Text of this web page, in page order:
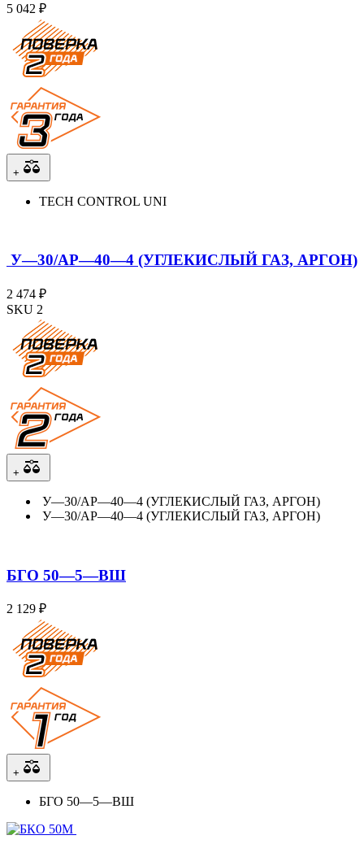
5 042 ₽
+
TECH CONTROL UNI
У—30/АР—40—4 (УГЛЕКИСЛЫЙ ГАЗ, АРГОН)
2 474 ₽
SKU 2
+
У—30/АР—40—4 (УГЛЕКИСЛЫЙ ГАЗ, АРГОН)
У—30/АР—40—4 (УГЛЕКИСЛЫЙ ГАЗ, АРГОН)
БГО 50—5—ВШ
2 129 ₽
+
БГО 50—5—ВШ